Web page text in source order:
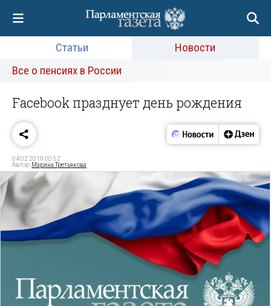
Статьи
Новости
Все о пенсиях в России
Facebook празднует день рождения
04.02.2019 00:52
Автор: Марина Третьякова